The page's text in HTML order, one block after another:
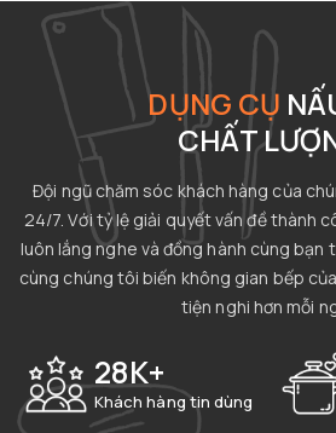
DỤNG CỤ
CHẤT
Đội ngũ chăm sóc khách hàng của
24/7. Với tỷ lệ giải quyết vấn đề thành
luôn lắng nghe và đồng hành cùng bạn
cùng chúng tôi biến không gian bếp
tiện nghi hơn mỗi
28K+
Khách hàng tin dùng